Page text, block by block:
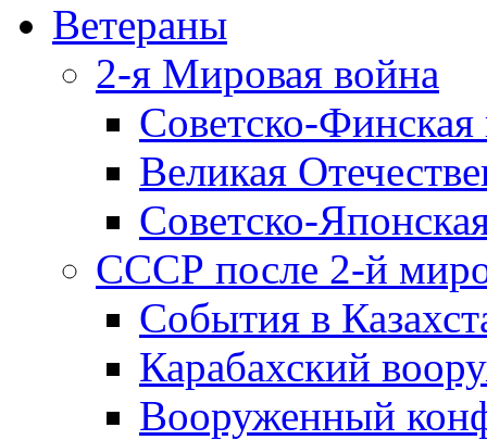
Ветераны
2-я Мировая война
Советско-
Великая
Советско-
СССР после 2-й
События в
Карабахский
Вооруженный